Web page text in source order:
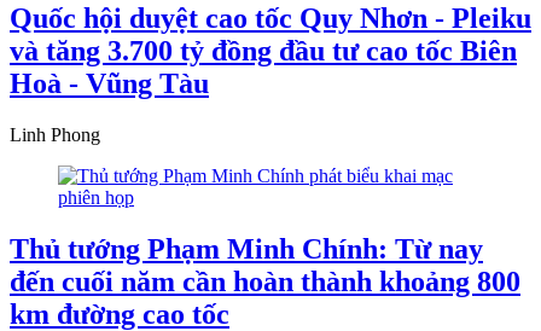
Quốc hội duyệt cao tốc Quy Nhơn - Pleiku
và tăng 3.700 tỷ đồng đầu tư cao tốc Biên
Hoà - Vũng Tàu
Linh Phong
Thủ tướng Phạm Minh Chính: Từ nay
đến cuối năm cần hoàn thành khoảng 800
km đường cao tốc